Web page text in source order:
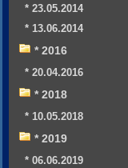
* 23.05.2014
* 13.06.2014
* 2016
* 20.04.2016
* 2018
* 10.05.2018
* 2019
* 06.06.2019